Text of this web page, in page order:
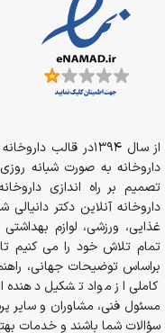
تصمیم بر راه اندازی
داروخانه آنلاین دکتر
غذایی، ورزشی، لوازم
تمام تلاش خود را می کنیم
براساس توضیحات جهانی،
کاملی از مواد تشکیل
مسئول فنی، مشاوران و سایر
سؤالات شما باشند و خدمات